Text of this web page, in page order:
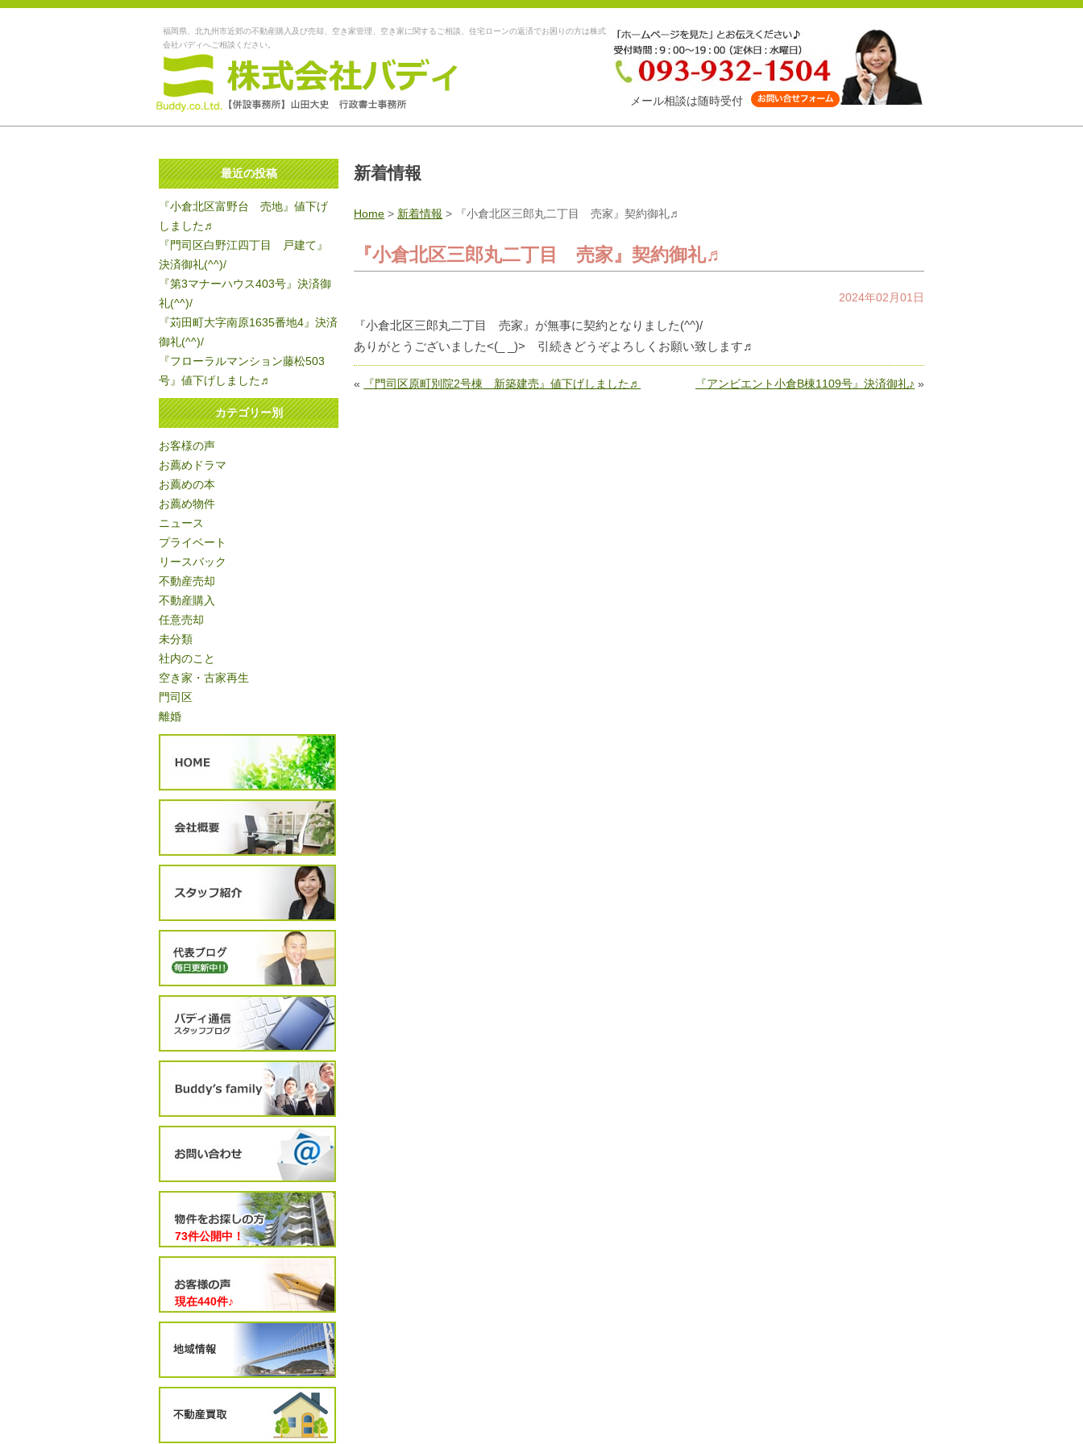
福岡県、北九州市近郊の不動産購入及び売却、空き家管理、空き家に関するご相談、住宅ローンの返済でお困りの方は株式
会社バディへご相談ください。
メール相談は随時受付
新着情報
Home > 新着情報 > 『小倉北区三郎丸二丁目 売家』契約御礼♬
『小倉北区三郎丸二丁目 売家』契約御礼♬
2024年02月01日
『小倉北区三郎丸二丁目 売家』が無事に契約となりました(^^)/
ありがとうございました<(_ _)> 引続きどうぞよろしくお願い致します♬
« 『門司区原町別院2号棟 新築建売』値下げしました♬ 『アンビエント小倉B棟1109号』決済御礼♪ »
最近の投稿
『小倉北区富野台 売地』値下げ
しました♬
『門司区白野江四丁目 戸建て』
決済御礼(^^)/
『第3マナーハウス403号』決済御
礼(^^)/
『苅田町大字南原1635番地4』決済
御礼(^^)/
『フローラルマンション藤松503
号』値下げしました♬
カテゴリー別
お客様の声
お薦めドラマ
お薦めの本
お薦め物件
ニュース
プライベート
リースバック
不動産売却
不動産購入
任意売却
未分類
社内のこと
空き家・古家再生
門司区
離婚
73件公開中！
現在440件♪